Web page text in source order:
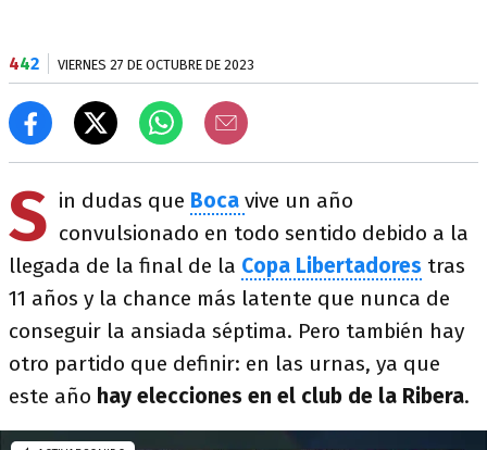
442 VIERNES 27 DE OCTUBRE DE 2023
S in dudas que Boca vive un año
convulsionado en todo sentido debido a la
llegada de la final de la Copa Libertadores tras
11 años y la chance más latente que nunca de
conseguir la ansiada séptima. Pero también hay
otro partido que definir: en las urnas, ya que
este año hay elecciones en el club de la Ribera.